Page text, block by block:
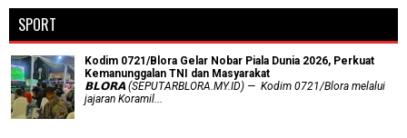
SPORT
Kodim 0721/Blora Gelar Nobar Piala Dunia 2026, Perkuat
Kemanunggalan TNI dan Masyarakat
𝗕𝗟𝗢𝗥𝗔 (SEPUTARBLORA.MY.ID) — Kodim 0721/Blora melalui
jajaran Koramil...